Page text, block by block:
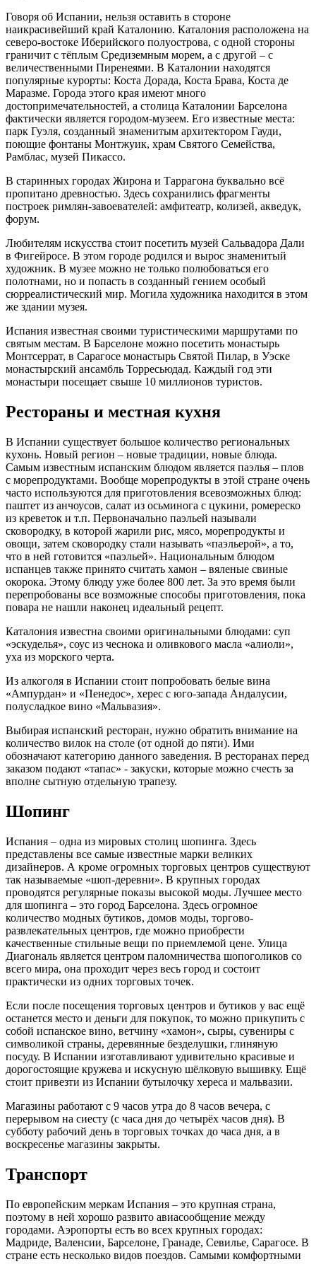
Говоря об Испании, нельзя оставить в стороне
наикрасивейший край Каталонию. Каталония расположена на
северо-востоке Иберийского полуострова, с одной стороны
граничит с тёплым Средиземным морем, а с другой – с
величественными Пиренеями. В Каталонии находятся
популярные курорты: Коста Дорада, Коста Брава, Коста де
Маразме. Города этого края имеют много
достопримечательностей, а столица Каталонии Барселона
фактически является городом-музеем. Его известные места:
парк Гуэля, созданный знаменитым архитектором Гауди,
поющие фонтаны Монтжуик, храм Святого Семейства,
Рамблас, музей Пикассо.
В старинных городах Жирона и Таррагона буквально всё
пропитано древностью. Здесь сохранились фрагменты
построек римлян-завоевателей: амфитеатр, колизей, акведук,
форум.
Любителям искусства стоит посетить музей Сальвадора Дали
в Фигейросе. В этом городе родился и вырос знаменитый
художник. В музее можно не только полюбоваться его
полотнами, но и попасть в созданный гением особый
сюрреалистический мир. Могила художника находится в этом
же здании музея.
Испания известная своими туристическими маршрутами по
святым местам. В Барселоне можно посетить монастырь
Монтсеррат, в Сарагосе монастырь Святой Пилар, в Уэске
монастырский ансамбль Торресьюдад. Каждый год эти
монастыри посещает свыше 10 миллионов туристов.
Рестораны и местная кухня
В Испании существует большое количество региональных
кухонь. Новый регион – новые традиции, новые блюда.
Самым известным испанским блюдом является паэлья – плов
с морепродуктами. Вообще морепродукты в этой стране очень
часто используются для приготовления всевозможных блюд:
паштет из анчоусов, салат из осьминога с цукини, ромереско
из креветок и т.п. Первоначально паэльей называли
сковородку, в которой жарили рис, мясо, морепродукты и
овощи, затем сковородку стали называть «паэльерой», а то,
что в ней готовится «паэльей». Национальным блюдом
испанцев также принято считать хамон – вяленые свиные
окорока. Этому блюду уже более 800 лет. За это время были
перепробованы все возможные способы приготовления, пока
повара не нашли наконец идеальный рецепт.
Каталония известна своими оригинальными блюдами: суп
«эскуделья», соус из чеснока и оливкового масла «алиоли»,
уха из морского черта.
Из алкоголя в Испании стоит попробовать белые вина
«Ампурдан» и «Пенедос», херес с юго-запада Андалусии,
полусладкое вино «Мальвазия».
Выбирая испанский ресторан, нужно обратить внимание на
количество вилок на столе (от одной до пяти). Ими
обозначают категорию данного заведения. В ресторанах перед
заказом подают «тапас» - закуски, которые можно счесть за
вполне сытную отдельную трапезу.
Шопинг
Испания – одна из мировых столиц шопинга. Здесь
представлены все самые известные марки великих
дизайнеров. А кроме огромных торговых центров существуют
так называемые «шоп-деревни». В крупных городах
проводятся регулярные показы высокой моды. Лучшее место
для шопинга – это город Барселона. Здесь огромное
количество модных бутиков, домов моды, торгово-
развлекательных центров, где можно приобрести
качественные стильные вещи по приемлемой цене. Улица
Диагональ является центром паломничества шопоголиков со
всего мира, она проходит через весь город и состоит
практически из одних торговых точек.
Если после посещения торговых центров и бутиков у вас ещё
останется место и деньги для покупок, то можно прикупить с
собой испанское вино, ветчину «хамон», сыры, сувениры с
символикой страны, деревянные безделушки, глиняную
посуду. В Испании изготавливают удивительно красивые и
дорогостоящие кружева и искусную шёлковую вышивку. Ещё
стоит привезти из Испании бутылочку хереса и мальвазии.
Магазины работают с 9 часов утра до 8 часов вечера, с
перерывом на сиесту (с часа дня до четырёх часов дня). В
субботу рабочий день в торговых точках до часа дня, а в
воскресенье магазины закрыты.
Транспорт
По европейским меркам Испания – это крупная страна,
поэтому в ней хорошо развито авиасообщение между
городами. Аэропорты есть во всех крупных городах:
Мадриде, Валенсии, Барселоне, Гранаде, Севилье, Сарагосе. В
стране есть несколько видов поездов. Самыми комфортными